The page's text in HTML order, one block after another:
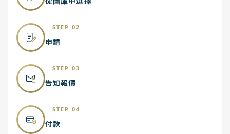
STEP 02
申請
STEP 03
告知報價
STEP 04
付款